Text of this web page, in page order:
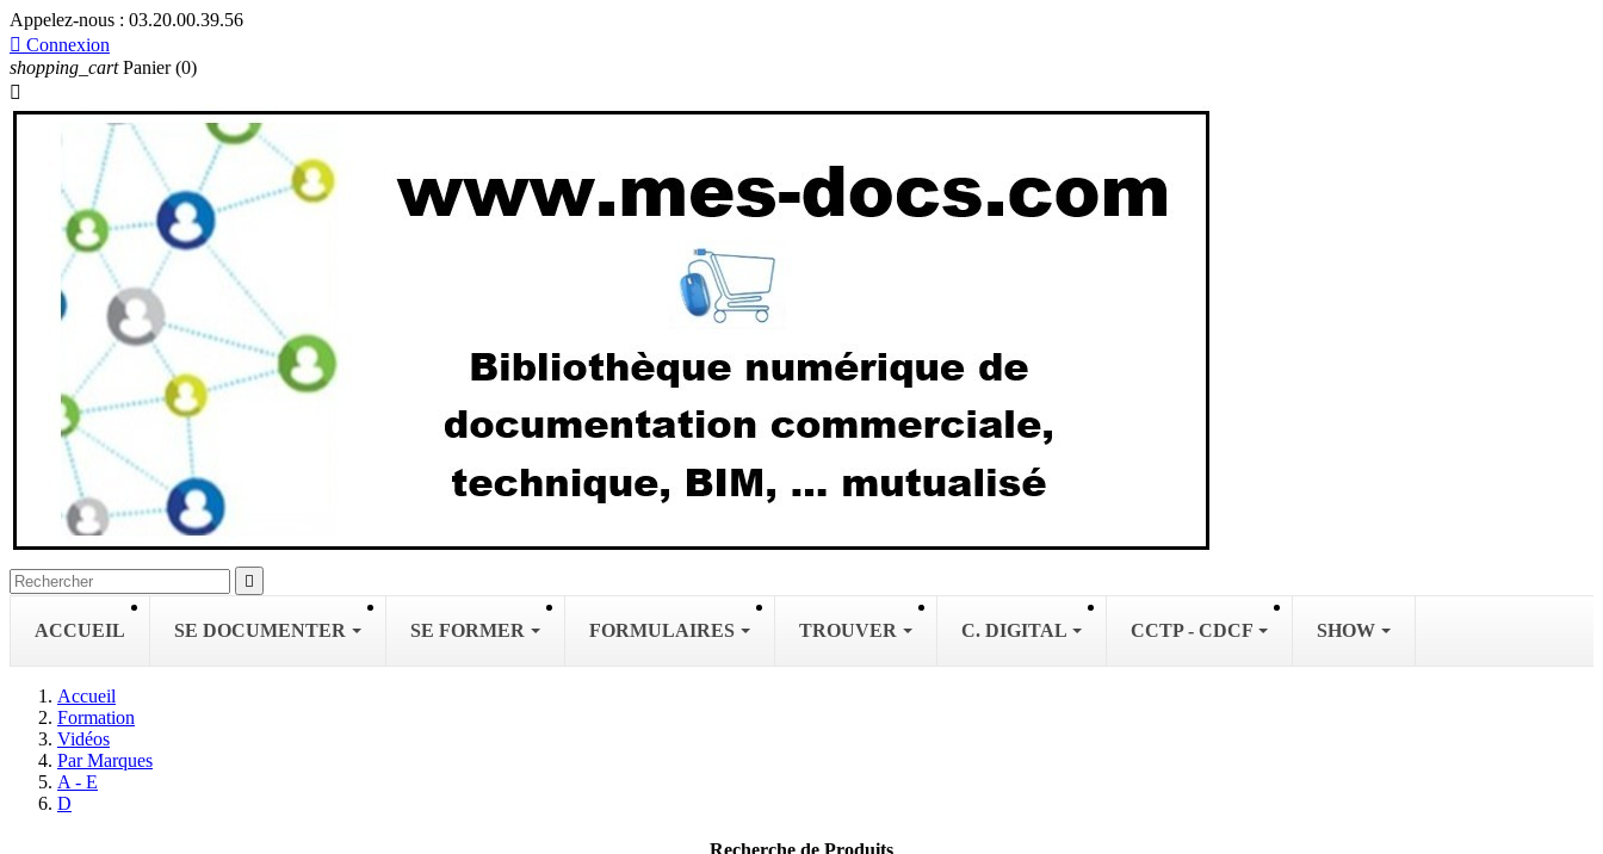
Appelez-nous : 03.20.00.39.56
 Connexion
shopping_cart Panier (0)


ACCUEIL SE DOCUMENTER SE FORMER FORMULAIRES TROUVER C. DIGITAL CCTP - CDCF SHOW
Accueil
Formation
Vidéos
Par Marques
A - E
D